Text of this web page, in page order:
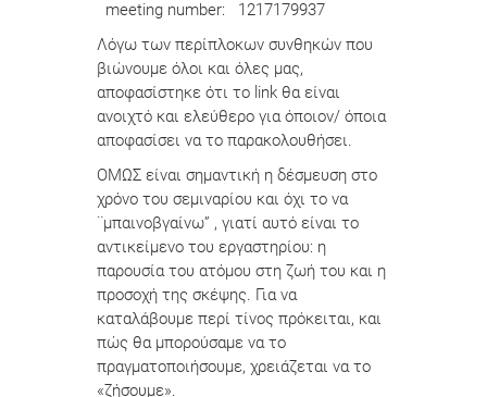
meeting number: 1217179937
Λόγω των περίπλοκων συνθηκών που
βιώνουμε όλοι και όλες μας,
αποφασίστηκε ότι το link θα είναι
ανοιχτό και ελεύθερο για όποιον/ όποια
αποφασίσει να το παρακολουθήσει.
ΟΜΩΣ είναι σημαντική η δέσμευση στο
χρόνο του σεμιναρίου και όχι το να
¨μπαινοβγαίνω” , γιατί αυτό είναι το
αντικείμενο του εργαστηρίου: η
παρουσία του ατόμου στη ζωή του και η
προσοχή της σκέψης. Για να
καταλάβουμε περί τίνος πρόκειται, και
πώς θα μπορούσαμε να το
πραγματοποιήσουμε, χρειάζεται να το
«ζήσουμε».